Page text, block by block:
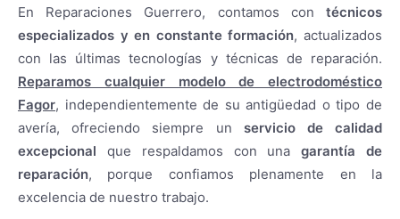
En Reparaciones Guerrero, contamos con técnicos
especializados y en constante formación, actualizados
con las últimas tecnologías y técnicas de reparación.
Reparamos cualquier modelo de electrodoméstico
Fagor, independientemente de su antigüedad o tipo de
avería, ofreciendo siempre un servicio de calidad
excepcional que respaldamos con unagarantía de
reparación, porque confiamos plenamente en la
excelencia de nuestro trabajo.